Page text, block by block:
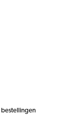
bestellingen